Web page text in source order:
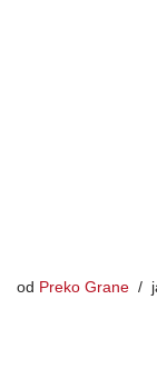
od Preko Grane